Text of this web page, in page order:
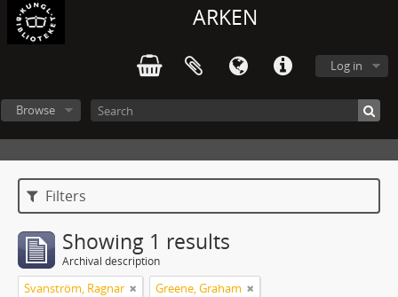
ARKEN
Log in
Browse
Filters
Showing 1 results
Archival description
Svanström, Ragnar Greene, Graham